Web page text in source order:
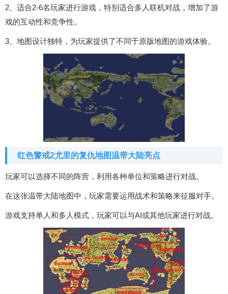
2、适合2-6名玩家进行游戏，特别适合多人联机对战，增加了游
戏的互动性和竞争性。
3、地图设计独特，为玩家提供了不同于原版地图的游戏体验。
红色警戒2尤里的复仇地图温带大陆亮点
玩家可以选择不同的阵营，利用各种单位和策略进行对战。
在这张温带大陆地图中，玩家需要运用战术和策略来征服对手。
游戏支持单人和多人模式，玩家可以与AI或其他玩家进行对战。